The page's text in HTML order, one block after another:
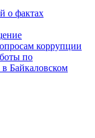
о фактах
коррупции
по
Байкаловском